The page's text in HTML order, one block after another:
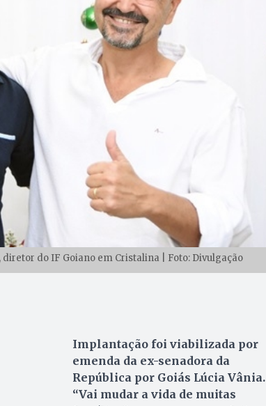
do IF Goiano em Cristalina | Foto: Divulgação
Implantação foi viabilizada por
emenda da ex-senadora da
República por Goiás Lúcia Vânia.
“Vai mudar a vida de muitas